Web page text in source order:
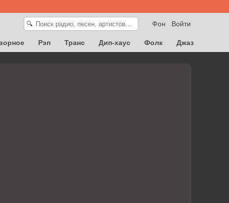
Войти
Фон
🔍
Рэп Транс Дип-хаус Фолк
Джаз